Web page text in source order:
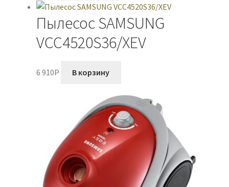
Пылесос SAMSUNG
VCC4520S36/XEV
6 910P В корзину